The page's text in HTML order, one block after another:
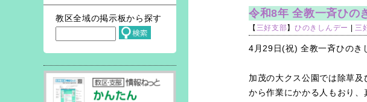
令和8年 全教一斉ひの
【 三好支部】ひのきしんデー 三
4月29日(祝) 全教一斉ひのき
加茂の大クス公園では除草
から作業にかかる人もおり
教区全域の掲示板から探す